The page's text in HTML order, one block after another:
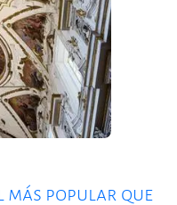
popular que